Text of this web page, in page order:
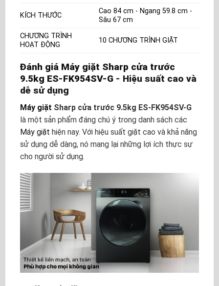
KÍCH THƯỚC
Cao 84 cm - Ngang 59.8 cm -
Sâu 67 cm
CHƯƠNG TRÌNH
HOẠT ĐỘNG
10 CHƯƠNG TRÌNH GIẶT
Đánh giá Máy giặt Sharp cửa trước
9.5kg ES-FK954SV-G - Hiệu suất cao và
dễ sử dụng
Máy giặt Sharp cửa trước 9.5kg ES-FK954SV-G
là một sản phẩm đáng chú ý trong danh sách các
Máy giặt hiện nay. Với hiệu suất giặt cao và khả năng
sử dụng dễ dàng, nó mang lại những lợi ích thực sự
cho người sử dụng.